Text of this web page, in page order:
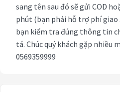
sang tên sau đó sẽ gửi COD
phút (bạn phải hỗ trợ phí
bạn kiểm tra đúng thông tin
tá. Chúc quý khách gặp nhiều
0569359999